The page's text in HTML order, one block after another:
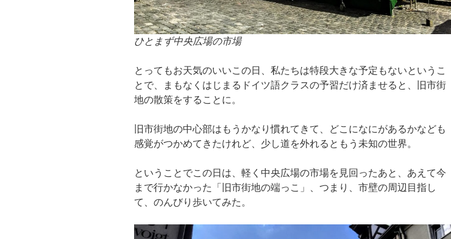
ひとまず中央広場の市場
とってもお天気のいいこの日、私たちは特段大きな予定もないというこ
とで、まもなくはじまるドイツ語クラスの予習だけ済ませると、旧市街
地の散策をすることに。
旧市街地の中心部はもうかなり慣れてきて、どこになにがあるかなども
感覚がつかめてきたけれど、少し道を外れるともう未知の世界。
ということでこの日は、軽く中央広場の市場を見回ったあと、あえて今
まで行かなかった「旧市街地の端っこ」、つまり、市壁の周辺目指し
て、のんびり歩いてみた。